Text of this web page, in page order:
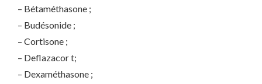
– Bétaméthasone ;
– Budésonide ;
– Cortisone ;
– Deflazacor t;
– Dexaméthasone ;